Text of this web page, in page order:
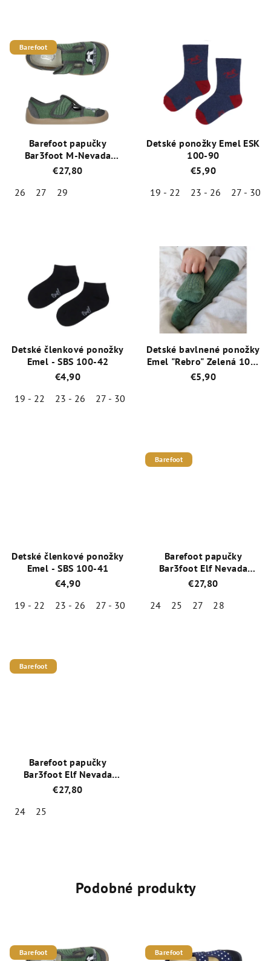
Barefoot
Barefoot papučky
Bar3foot M-Nevada
3BS3/34 Zelená
€27,80
26
27
29
5,0
5
hviezdičiek.
Detské ponožky Emel ESK
100-90
€5,90
19 - 22
23 - 26
27 - 30
je
5,0
z
5
hviezdičiek.
Detské členkové ponožky
Emel - SBS 100-42
€4,90
19 - 22
23 - 26
27 - 30
Detské bavlnené ponožky
Emel "Rebro" Zelená 100-
28
€5,90
Detské členkové ponožky
Emel - SBS 100-41
€4,90
19 - 22
23 - 26
27 - 30
Barefoot
Barefoot papučky
Bar3foot Elf Nevada
3BE3/15R - svetlo modrá
€27,80
24
25 27
28
Barefoot
Barefoot papučky
Bar3foot Elf Nevada
3BE3/4R
€27,80
24
25
4,7Podobné produkty
Barefoot Barefoot